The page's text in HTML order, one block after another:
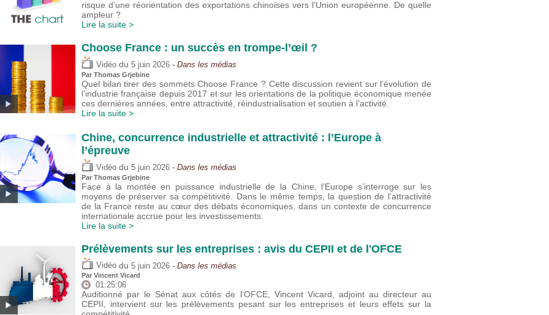
risque d’une réorientation des exportations chinoises vers l’Union européenne. De quelle
ampleur ?
Lire la suite >
Choose France : un succès en trompe-l’œil ?
Vidéo du 5 juin 2026 - Dans les médias
Par Thomas Grjebine
Quel bilan tirer des sommets Choose France ? Cette discussion revient sur l’évolution de
l’industrie française depuis 2017 et sur les orientations de la politique économique menée
ces dernières années, entre attractivité, réindustrialisation et soutien à l’activité.
Lire la suite >
Chine, concurrence industrielle et attractivité : l’Europe à
l’épreuve
Vidéo du 5 juin 2026 - Dans les médias
Par Thomas Grjebine
Face à la montée en puissance industrielle de la Chine, l’Europe s’interroge sur les
moyens de préserver sa compétitivité. Dans le même temps, la question de l’attractivité
de la France reste au cœur des débats économiques, dans un contexte de concurrence
internationale accrue pour les investissements.
Lire la suite >
Prélèvements sur les entreprises : avis du CEPII et de l'OFCE
Vidéo du 5 juin 2026 - Dans les médias
Par Vincent Vicard
01:25:06
Auditionné par le Sénat aux côtés de l’OFCE, Vincent Vicard, adjoint au directeur au
CEPII, intervient sur les prélèvements pesant sur les entreprises et leurs effets sur la